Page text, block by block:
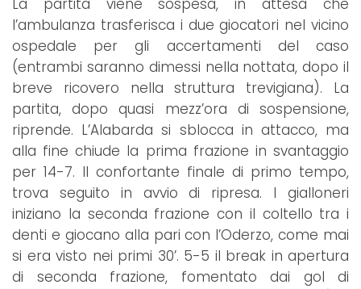
La partita viene sospesa, in attesa che
l’ambulanza trasferisca i due giocatori nel vicino
ospedale per gli accertamenti del caso
(entrambi saranno dimessi nella nottata, dopo il
breve ricovero nella struttura trevigiana). La
partita, dopo quasi mezz’ora di sospensione,
riprende. L’Alabarda si sblocca in attacco, ma
alla fine chiude la prima frazione in svantaggio
per 14-7. Il confortante finale di primo tempo,
trova seguito in avvio di ripresa. I gialloneri
iniziano la seconda frazione con il coltello tra i
denti e giocano alla pari con l’Oderzo, come mai
si era visto nei primi 30’. 5-5 il break in apertura
di seconda frazione, fomentato dai gol di